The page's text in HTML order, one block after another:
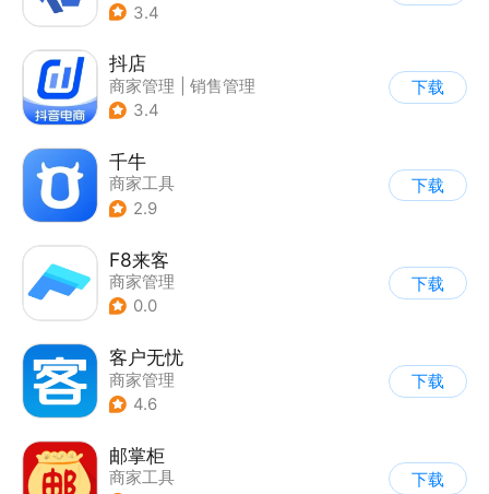
3.4
抖店
商家管理
销售管理
3.4
下载
千牛
商家工具
2.9
下载
F8来客
商家管理
0.0
下载
客户无忧
商家管理
4.6
下载
邮掌柜
商家工具
下载